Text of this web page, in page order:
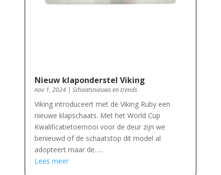
Nieuw klaponderstel Viking
nov 1, 2024| Schaatsnieuws en trends
Viking introduceert met de Viking Ruby een
nieuwe klapschaats. Met het World Cup
Kwalificatietoernooi voor de deur zijn we
benieuwd of de schaatstop dit model al
adopteert maar de…..
Lees meer